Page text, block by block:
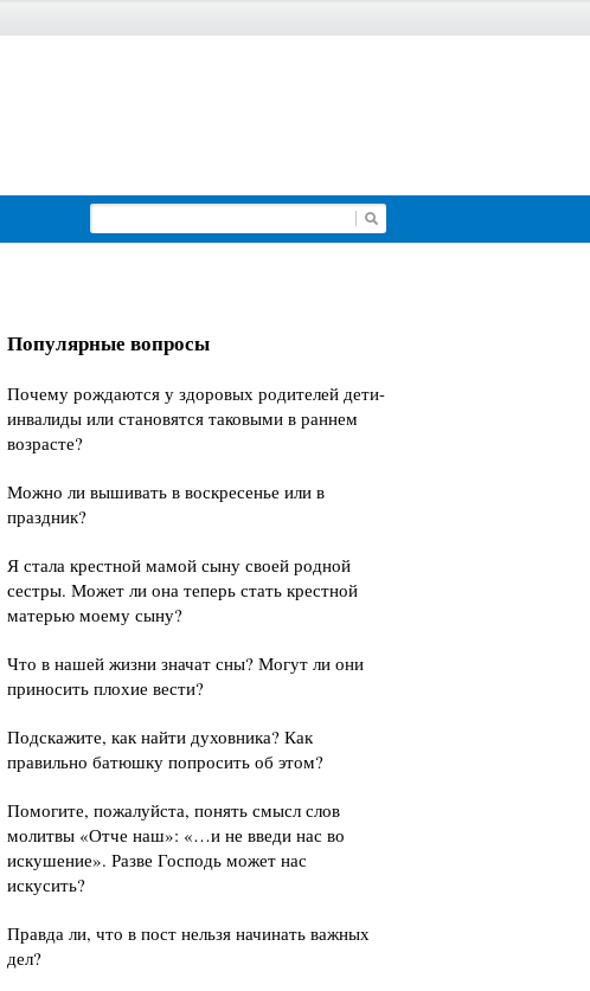
Популярные вопросы
Почему рождаются у здоровых родителей дети-
инвалиды или становятся таковыми в раннем
возрасте?
Можно ли вышивать в воскресенье или в
праздник?
Я стала крестной мамой сыну своей родной
сестры. Может ли она теперь стать крестной
матерью моему сыну?
Что в нашей жизни значат сны? Могут ли они
приносить плохие вести?
Подскажите, как найти духовника? Как
правильно батюшку попросить об этом?
Помогите, пожалуйста, понять смысл слов
молитвы «Отче наш»: «…и не введи нас во
искушение». Разве Господь может нас
искусить?
Правда ли, что в пост нельзя начинать важных
дел?